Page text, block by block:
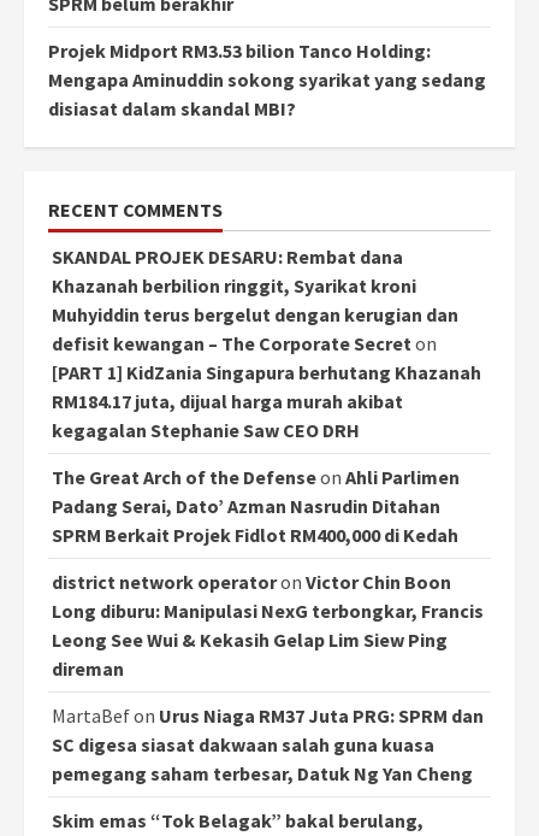
Projek Midport RM3.53 bilion Tanco Holding:
Mengapa Aminuddin sokong syarikat yang sedang
disiasat dalam skandal MBI?
RECENT COMMENTS
SKANDAL PROJEK DESARU: Rembat dana
Khazanah berbilion ringgit, Syarikat kroni
Muhyiddin terus bergelut dengan kerugian dan
defisit kewangan – The Corporate Secreton
[PART 1] KidZania Singapura berhutang Khazanah
RM184.17 juta, dijual harga murah akibat
kegagalan Stephanie Saw CEO DRH
The Great Arch of the Defenseon Ahli Parlimen
Padang Serai, Dato’ Azman Nasrudin Ditahan
SPRM Berkait Projek Fidlot RM400,000 di Kedah
district network operatoron Victor Chin Boon
Long diburu: Manipulasi NexG terbongkar, Francis
Leong See Wui & Kekasih Gelap Lim Siew Ping
direman
MartaBefon Urus Niaga RM37 Juta PRG: SPRM dan
SC digesa siasat dakwaan salah guna kuasa
pemegang saham terbesar, Datuk Ng Yan Cheng
Skim emas “Tok Belagak” bakal berulang,